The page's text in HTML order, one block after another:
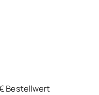
Bestellwert